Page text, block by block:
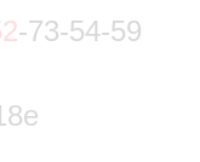
-73-54-59